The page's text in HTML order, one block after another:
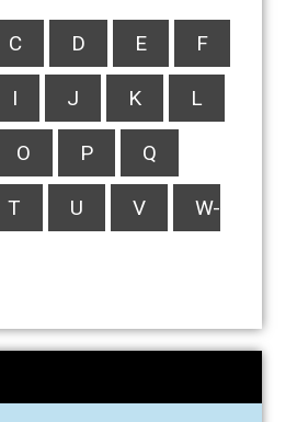
C D E F
I J K L
O P Q
T U V W-